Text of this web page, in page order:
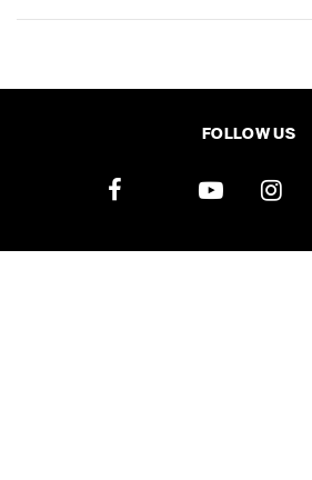
FOLLOW US
SHARE TWEET LINE